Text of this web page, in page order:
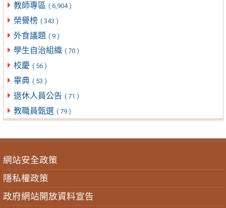
教師專區 ( 6,904 )
榮譽榜 ( 343 )
外食議題 ( 9 )
學生自治組織 ( 70 )
校慶 ( 56 )
畢典 ( 53 )
退休人員公告 ( 71 )
教職員甄選 ( 79 )
網站安全政策
隱私權政策
政府網站開放資料宣告